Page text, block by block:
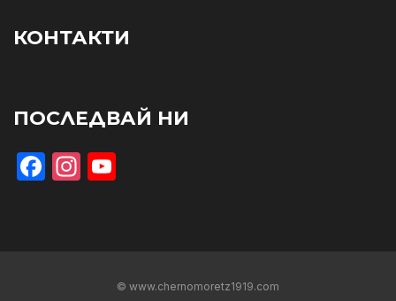
КОНТАКТИ
ПОСЛЕДВАЙ НИ
Facebook
Instagram
© www.chernomoretz1919.com